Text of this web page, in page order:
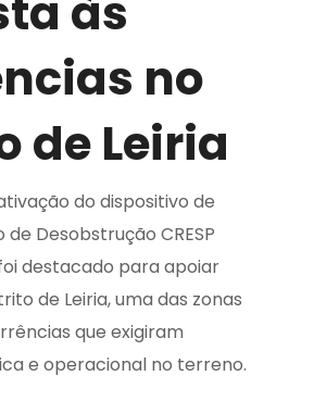
às
no
de Leiria
do dispositivo de
Desobstrução CRESP
destacado para apoiar
de Leiria, uma das zonas
que exigiram
e operacional no terreno.